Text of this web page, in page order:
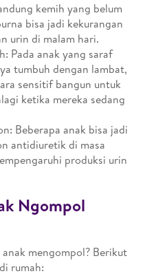
kemih yang belum
bisa jadi kekurangan
urin di malam hari.
Pada anak yang saraf
tumbuh dengan lambat,
sensitif bangun untuk
ketika mereka sedang
Beberapa anak bisa jadi
antidiuretik di masa
produksi urin
Ngompol
mengompol? Berikut
rumah: